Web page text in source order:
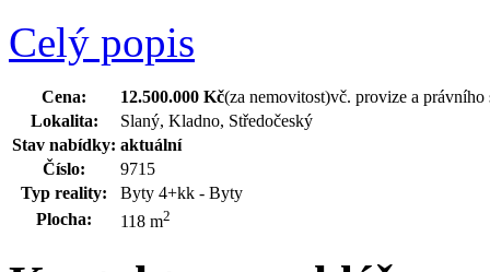
Celý popis
Cena: 12.500.000 Kč(za nemovitost)vč. provize a právního
Lokalita:
Slaný, Kladno, Středočeský
Stav nabídky: aktuální
Číslo:
9715
Typ reality:
Byty 4+kk - Byty
Plocha:
118 m2